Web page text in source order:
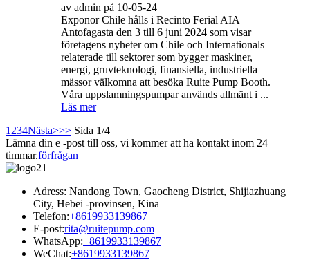
av admin på 10-05-24
Exponor Chile hålls i Recinto Ferial AIA
Antofagasta den 3 till 6 juni 2024 som visar
företagens nyheter om Chile och Internationals
relaterade till sektorer som bygger maskiner,
energi, gruvteknologi, finansiella, industriella
mässor välkomna att besöka Ruite Pump Booth.
Våra uppslamningspumpar används allmänt i ...
Läs mer
1 234Nästa>>> Sida 1/4
Lämna din e -post till oss, vi kommer att ha kontakt inom 24
timmar.förfrågan
Adress: Nandong Town, Gaocheng District, Shijiazhuang
City, Hebei -provinsen, Kina
Telefon:+8619933139867
E-post:rita@ruitepump.com
WhatsApp:+8619933139867
WeChat:+8619933139867